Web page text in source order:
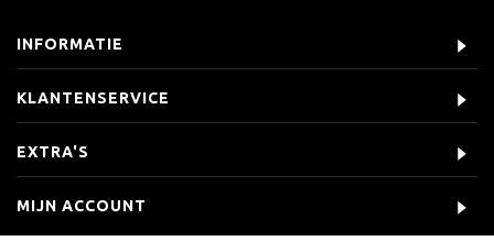
INFORMATIE
KLANTENSERVICE
EXTRA'S
MIJN ACCOUNT